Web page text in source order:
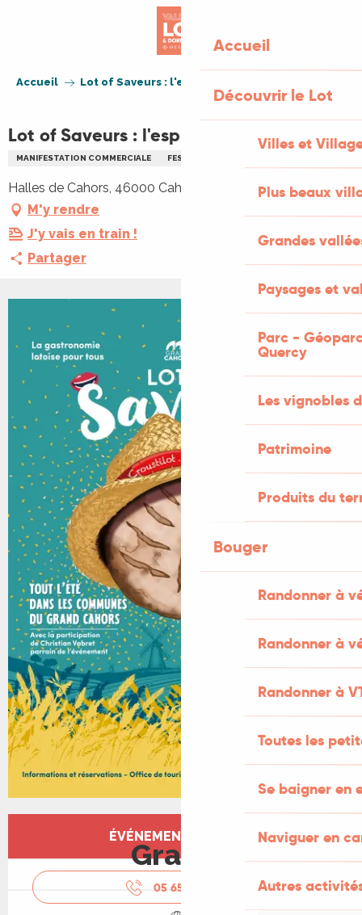
Accueil
Découvrir le Lot
Villes et
Plus beaux
Grandes
Paysages et
Parc -
Quercy
Les vignobles
Patrimoine
Produits du
Bouger
Randonner à
Randonner à
Randonner à
Toutes les
Se baigner en
Naviguer en
Autres
Accueil Lot of Saveurs : l'esprit Ferrer en cuisine
Lot of Saveurs : l'esprit Ferrer en cuisine
MANIFESTATION COMMERCIALE FESTIVAL
Halles de Cahors, 46000 Cahors
M'y rendre
J'y vais en train !
Partager
Ouverture et coordonnées
ÉVÉNEMENT TERMINÉ
Gratuit
05 65 53 20